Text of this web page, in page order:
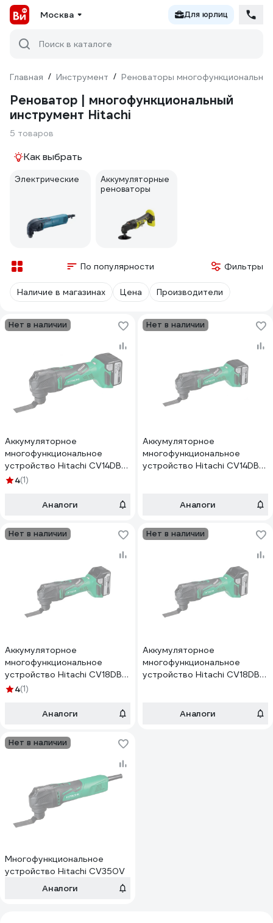
Москва Для юрлиц
Поиск в каталоге
Главная / Инструмент / Реноваторы
Реноватор | многофункциональный
инструмент Hitachi
5 товаров
Как выбрать
Электрические
Аккумуляторные
реноваторы
По популярности Фильтры
Наличие в магазинах Цена Производители
Нет в наличии
Аккумуляторное
многофункциональное
устройство Hitachi CV14DBL-
RF4(1)
Аналоги
Нет в наличии
Аккумуляторное
многофункциональное
устройство Hitachi CV14DBL-
Аналоги
Нет в наличии
Аккумуляторное
многофункциональное
устройство Hitachi CV18DBL-
RF4(1)
Аналоги
Нет в наличии
Аккумуляторное
многофункциональное
устройство Hitachi CV18DBL-
Аналоги
Нет в наличии
Многофункциональное
устройство Hitachi CV350V
Аналоги